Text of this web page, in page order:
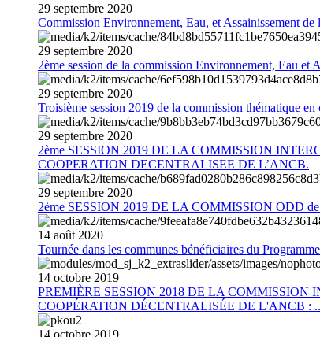
29 septembre 2020
Commission Environnement, Eau, et Assainissement
29 septembre 2020
2ème session de la commission Environnement, Eau et
29 septembre 2020
Troisième session 2019 de la commission thématique
29 septembre 2020
2ème SESSION 2019 DE LA COMMISSION
COOPERATION DECENTRALISEE DE L’ANCB.
29 septembre 2020
2ème SESSION 2019 DE LA COMMISSION ODD
14 août 2020
Tournée dans les communes bénéficiaires du
14 octobre 2019
PREMIÈRE SESSION 2018 DE LA
COOPÉRATION DÉCENTRALISÉE DE L'ANCB :
14 octobre 2019